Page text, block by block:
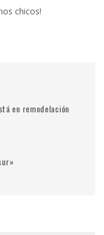
chicos!
en remodelación